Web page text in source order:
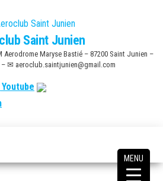
Saint Junien
Maryse Bastié – 87200 Saint Junien –
✉ aeroclub.saintjunien@gmail.com
Youtube
MENU